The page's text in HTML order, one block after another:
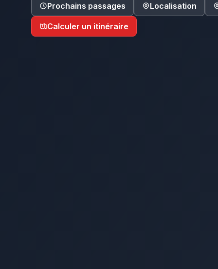
Prochains passages Localisation
Calculer un itinéraire